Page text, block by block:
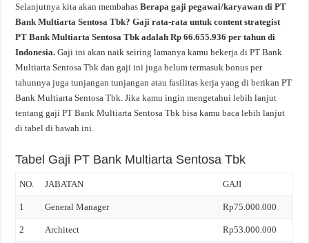
Selanjutnya kita akan membahasBerapa gaji pegawai/karyawan di PT
Bank Multiarta Sentosa Tbk? Gaji rata-rata untuk content strategist
PT Bank Multiarta Sentosa Tbk adalah Rp 66.655.936 per tahun di
Indonesia.Gaji ini akan naik seiring lamanya kamu bekerja di PT Bank
Multiarta Sentosa Tbk dan gaji ini juga belum termasuk bonus per
tahunnya juga tunjangan tunjangan atau fasilitas kerja yang di berikan PT
Bank Multiarta Sentosa Tbk. Jika kamu ingin mengetahui lebih lanjut
tentang gaji PT Bank Multiarta Sentosa Tbk bisa kamu baca lebih lanjut
di tabel di bawah ini.
Tabel Gaji PT Bank Multiarta Sentosa Tbk
NO. JABATAN GAJI
1 General Manager Rp75.000.000
2 Architect Rp53.000.000